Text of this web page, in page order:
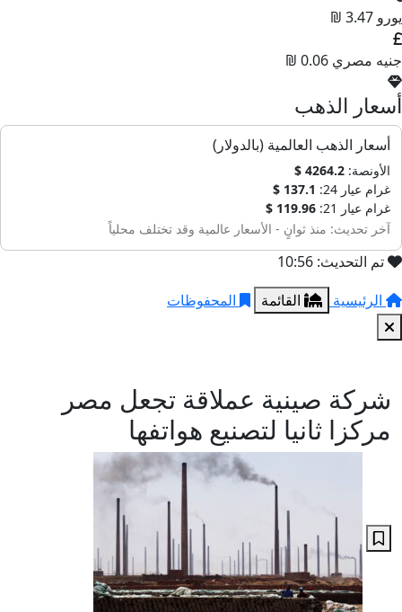
يورو 3.47 ₪
جنيه مصري 0.06 ₪
أسعار الذهب
أسعار الذهب العالمية (بالدولار)
الأونصة: 4264.2 $
غرام عيار 24:
137.1 $
غرام عيار 21:
119.96 $
آخر تحديث: منذ ثوانٍ - الأسعار عالمية وقد تختلف محلياً
تم التحديث: 10:56
الرئيسية
القائمة المحفوظات
شركة صينية عملاقة تجعل مصر
مركزا ثانيا لتصنيع هواتفها